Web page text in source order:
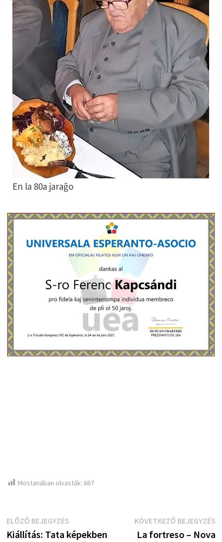
En la 80a jaraĝo
Mostanában olvasták: 667
Bejegyzés
ELŐZŐ BEJEGYZÉSElőző
bejegyzés:
Kiállítás: Tata képekben
KÖVETKEZŐ BEJEGYZÉS
La fortreso – Nova